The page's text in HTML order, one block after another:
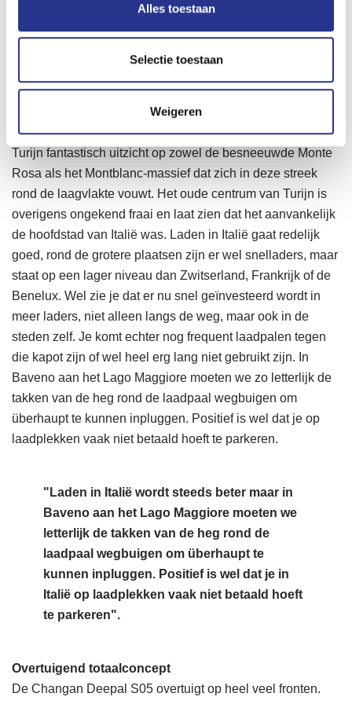
Alles toestaan
Selectie toestaan
Weigeren
Autostrada vanuit Gravelona Toce richting Vercelli en
Turijn. Die eerste stad staat bekend om zijn Risotto-cultuur,
in Turijn moet zijn, maar geen zin hebt om deze stad van
een miljoen inwoners met de auto in te gaan. Bij mooi
helder weer is hier vanuit de Po-vlakte tussen Vercelli en
Turijn fantastisch uitzicht op zowel de besneeuwde Monte
Rosa als het Montblanc-massief dat zich in deze streek
rond de laagvlakte vouwt. Het oude centrum van Turijn is
overigens ongekend fraai en laat zien dat het aanvankelijk
de hoofdstad van Italië was. Laden in Italië gaat redelijk
goed, rond de grotere plaatsen zijn er wel snelladers, maar
staat op een lager niveau dan Zwitserland, Frankrijk of de
Benelux. Wel zie je dat er nu snel geïnvesteerd wordt in
meer laders, niet alleen langs de weg, maar ook in de
steden zelf. Je komt echter nog frequent laadpalen tegen
die kapot zijn of wel heel erg lang niet gebruikt zijn. In
Baveno aan het Lago Maggiore moeten we zo letterlijk de
takken van de heg rond de laadpaal wegbuigen om
überhaupt te kunnen inpluggen. Positief is wel dat je op
laadplekken vaak niet betaald hoeft te parkeren.
"Laden in Italië wordt steeds beter maar in
Baveno aan het Lago Maggiore moeten we
letterlijk de takken van de heg rond de
laadpaal wegbuigen om überhaupt te
kunnen inpluggen. Positief is wel dat je in
Italië op laadplekken vaak niet betaald hoeft
te parkeren".
Overtuigend totaalconcept
De Changan Deepal S05 overtuigt op heel veel fronten.